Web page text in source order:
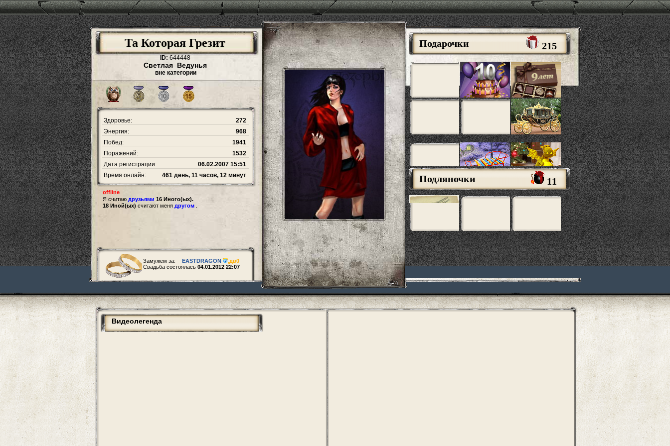
Та Которая Грезит
ID: 644448
Светлая Ведунья
вне категории
Здоровье:
272
Энергия:
968
Побед:
1941
Поражений:
1532
Дата регистрации:
06.02.2007 15:51
Время онлайн:
461 день, 11 часов, 12 минут
offline
Я считаю друзьями 16 Иного(ых).
18 Иной(ых) считают меня другом
Замужем за: EASTDRAGON ,дв0
Свадьба состоялась 04.01.2012 22:07
Подарочки 215
Подляночки 11
Видеолегенда